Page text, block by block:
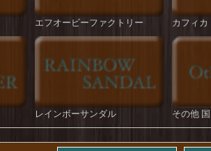
HOUSTON :
を更新しました！
ROKX : DENIM
STRASSBURGER :
STRASSBURGER :
Straight ZF Aging
た！
エフオービーファクトリー カフィカ
レインボーサンダル その他